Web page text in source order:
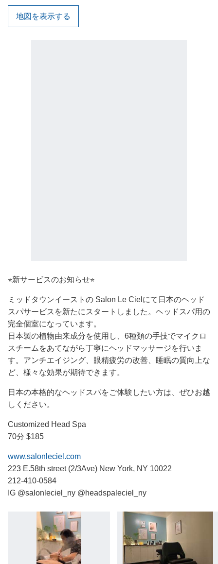
地図を表示する
⭐︎新サービスのお知らせ⭐︎
ミッドタウンイーストの Salon Le Cielにて日本のヘッド
スパサービスを新たにスタートしました。ヘッドスパ用の
完全個室になっています。
日本製の植物由来成分を使用し、6種類の手技でマイクロ
スチームをあてながら丁寧にヘッドマッサージを行いま
す。アンチエイジング、眼精疲労の改善、睡眠の質向上な
ど、様々な効果が期待できます。
日本の本格的なヘッドスパをご体験したい方は、ぜひお越
しください。
Customized Head Spa
70分 $185
www.salonleciel.com
223 E.58th street (2/3Ave) New York, NY 10022
212-410-0584
IG @salonleciel_ny @headspaleciel_ny